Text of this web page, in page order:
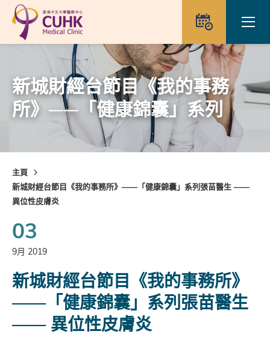
Skip to main content
預約
新城財經台節目《我的事務
所》——「健康錦囊」系列
主頁
新城財經台節目《我的事務所》——「健康錦囊」系列張苗醫生 ——
異位性皮膚炎
03
9月 2019
新城財經台節目《我的事務所》
——「健康錦囊」系列張苗醫生
—— 異位性皮膚炎